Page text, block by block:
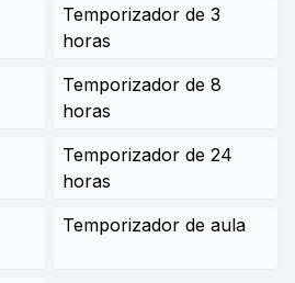
Temporizador de 3
horas
Temporizador de 8
horas
Temporizador de 24
horas
Temporizador de aula